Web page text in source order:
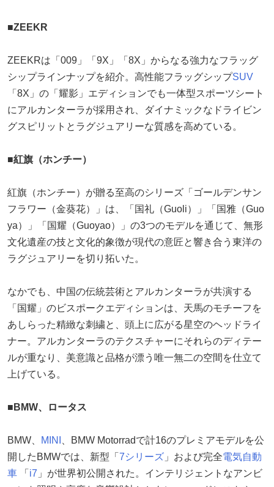
■ZEEKR
ZEEKRは「009」「9X」「8X」からなる強力なフラッグ
シップラインナップを紹介。高性能フラッグシップSUV
「8X」の「耀影」エディションでも一体型スポーツシート
にアルカンターラが採用され、ダイナミックなドライビン
グスピリットとラグジュアリーな質感を高めている。
■紅旗（ホンチー）
紅旗（ホンチー）が贈る至高のシリーズ「ゴールデンサン
フラワー（金葵花）」は、「国礼（Guoli）」「国雅（Guo
ya）」「国耀（Guoyao）」の3つのモデルを通じて、無形
文化遺産の技と文化的象徴が現代の意匠と響き合う東洋の
ラグジュアリーを切り拓いた。
なかでも、中国の伝統芸術とアルカンターラが共演する
「国耀」のビスポークエディションは、天馬のモチーフを
あしらった精緻な刺繍と、頭上に広がる星空のヘッドライ
ナー。アルカンターラのテクスチャーにそれらのディテー
ルが重なり、美意識と品格が漂う唯一無二の空間を仕立て
上げている。
■BMW、ロータス
BMW、 MINI
、BMW Motorradで計16のプレミアモデルを公
開したBMWでは、新型「 7シリーズ 」および完全電気自動
車 「 i7 」が世界初公開された。インテリジェントなアンビ